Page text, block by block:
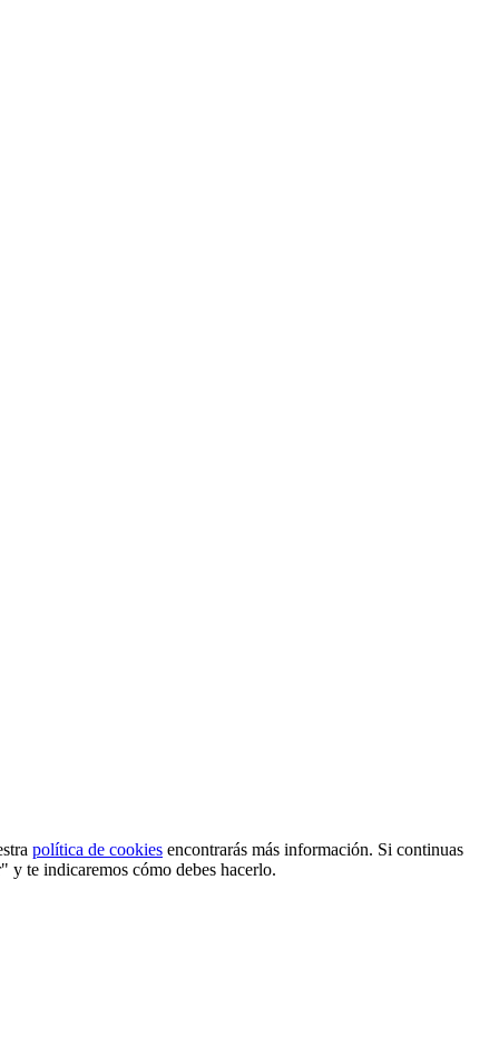
política de cookies encontrarás más información. Si continuas
y te indicaremos cómo debes hacerlo.